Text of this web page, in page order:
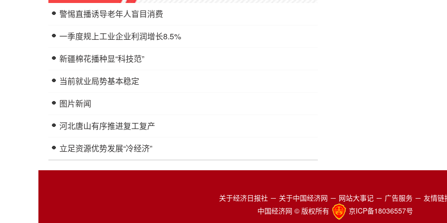
警惕直播诱导老年人盲目消费
一季度规上工业企业利润增长8.5%
新疆棉花播种显“科技范”
当前就业局势基本稳定
图片新闻
河北唐山有序推进复工复产
立足资源优势发展“冷经济”
关于经济日报社 － 关于中国经济网 － 网站大事记 － 广告服务 － 友情链
中国经济网 © 版权所有
京ICP备18036557号